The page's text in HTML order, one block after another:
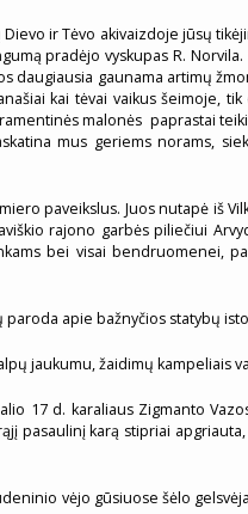
ir Tėvo akivaizdoje jūsų
pradėjo vyskupas R.
gaunama artimų
kai tėvai vaikus šeimoje,
malonės paprastai
mus geriems norams,
paveikslus. Juos nutapė iš
rajono garbės piliečiui
bei visai bendruomenei,
apie bažnyčios statybų
jaukumu, žaidimų kampeliais
17 d. karaliaus Zigmanto
pasaulinį karą stipriai
vėjo gūsiuose šėlo